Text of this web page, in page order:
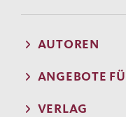
AUTOREN
ANGEBOTE
VERLAG